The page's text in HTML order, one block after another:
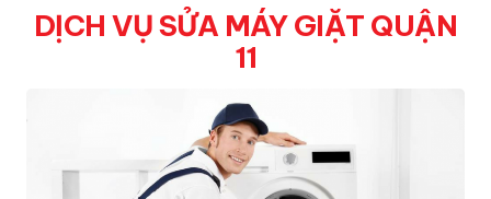
DỊCH VỤ SỬA MÁY GIẶT QUẬN
11